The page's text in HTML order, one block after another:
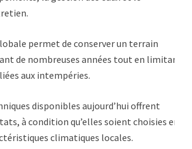
permet de conserver un terrain
de nombreuses années tout en limitant
aux intempéries.
disponibles aujourd’hui offrent
à condition qu’elles soient choisies en
climatiques locales.